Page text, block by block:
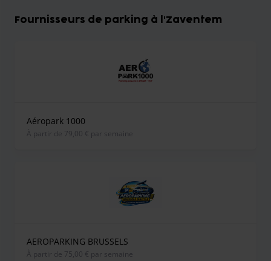
Fournisseurs de parking à l'Zaventem
Aéropark 1000
À partir de 79,00 € par semaine
AEROPARKING BRUSSELS
À partir de 75,00 € par semaine